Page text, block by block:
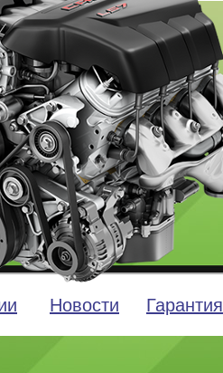
Новости Гарантия